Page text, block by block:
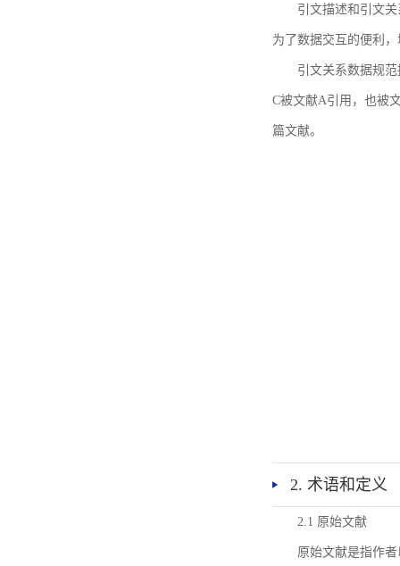
引文描述和引文
为了数据交互的便利
引文关系数据规
C被文献A引用，也被
篇文献。
2. 术语和定义
2.1 原始文献
原始文献是指作